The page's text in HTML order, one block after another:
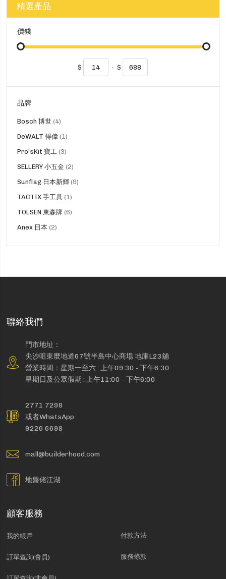
精選產品
價錢
$ - $
品牌
Bosch 博世 4貨
DeWALT 得偉 1貨
Pro'sKit 寶工 3貨
SELLERY 小五金 2貨
Sunflag 日本新輝 9貨
TACTIX 手工具 1貨
TOLSEN 東森牌 6貨
Anex 日本 2貨
聯絡我們
門市地址：
尖沙咀東麼地道67號半島中心商場 地庫L23舖
營業時間：星期一至六 : 上午09:30 - 下午6:30
星期日及公眾假期 : 上午11:00 - 下午6:00
2771 7298
或者WhatsApp
9226 6698
mall@builderhood.com
地盤佬江湖
顧客服務
我的帳戶
訂單查詢(會員)
付款方法
服務條款